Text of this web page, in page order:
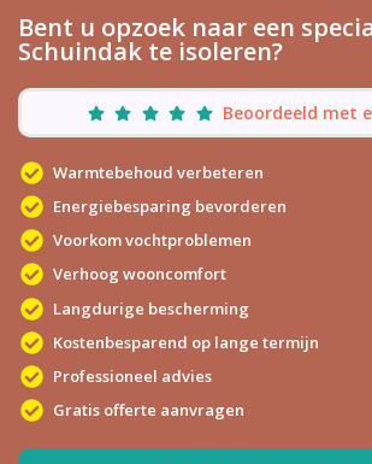
Bent u opzoek naar een
Schuindak te isoleren?
Beoordeeld met
Warmtebehoud verbeteren
Energiebesparing bevorderen
Voorkom vochtproblemen
Verhoog wooncomfort
Langdurige bescherming
Kostenbesparend op lange termijn
Professioneel advies
Gratis offerte aanvragen